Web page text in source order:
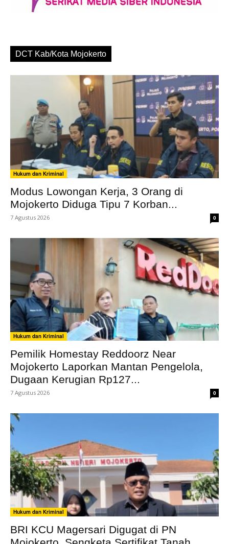
DCT Kab/Kota Mojokerto
Hukum dan Kriminal
Modus Lowongan Kerja, 3 Orang di
Mojokerto Diduga Tipu 7 Korban...
7 Agustus 2026 0
Hukum dan Kriminal
Pemilik Homestay Reddoorz Near
Mojokerto Laporkan Mantan Pengelola,
Dugaan Kerugian Rp127...
7 Agustus 2026 0
Hukum dan Kriminal
BRI KCU Magersari Digugat di PN